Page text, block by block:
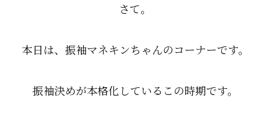
さて。
本日は、振袖マネキンちゃんのコーナーです。
振袖決めが本格化しているこの時期です。